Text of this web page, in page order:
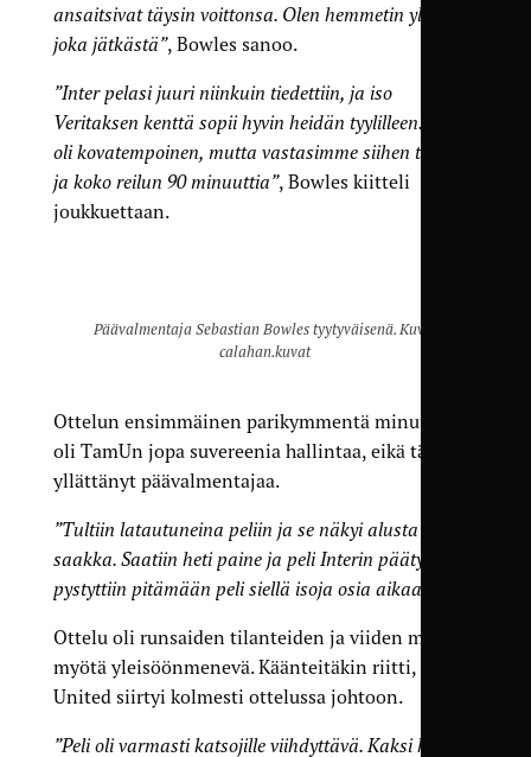
ansaitsivat täysin voittonsa. Olen hemmetin ylpeä
joka jätkästä”, Bowles sanoo.
”Inter pelasi juuri niinkuin tiedettiin, ja iso
Veritaksen kenttä sopii hyvin heidän tyylilleen. Peli
oli kovatempoinen, mutta vastasimme siihen täysin
ja koko reilun 90 minuuttia”, Bowles kiitteli
joukkuettaan.
Päävalmentaja Sebastian Bowles tyytyväisenä. Kuva:
calahan.kuvat
Ottelun ensimmäinen parikymmentä minuuttia
oli TamUn jopa suvereenia hallintaa, eikä tämä
yllättänyt päävalmentajaa.
”Tultiin latautuneina peliin ja se näkyi alusta
saakka. Saatiin heti paine ja peli Interin päätyyn ja
pystyttiin pitämään peli siellä isoja osia aikaa.”
Ottelu oli runsaiden tilanteiden ja viiden maalin
myötä yleisöönmenevä. Käänteitäkin riitti, kun
United siirtyi kolmesti ottelussa johtoon.
”Peli oli varmasti katsojille viihdyttävä. Kaksi kertaa